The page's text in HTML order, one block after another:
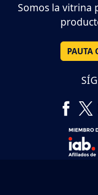
Somos la vitrina
PAUTA